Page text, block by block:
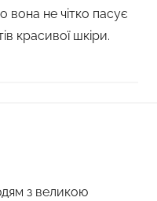
не чітко пасує
красивої шкіри.
з великою